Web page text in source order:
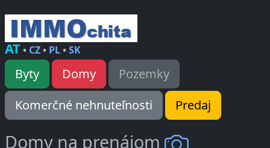
AT• CZ• PL•SK
Byty Domy
Pozemky
Komerčné nehnuteľnosti
Predaj
Domy na prenájom